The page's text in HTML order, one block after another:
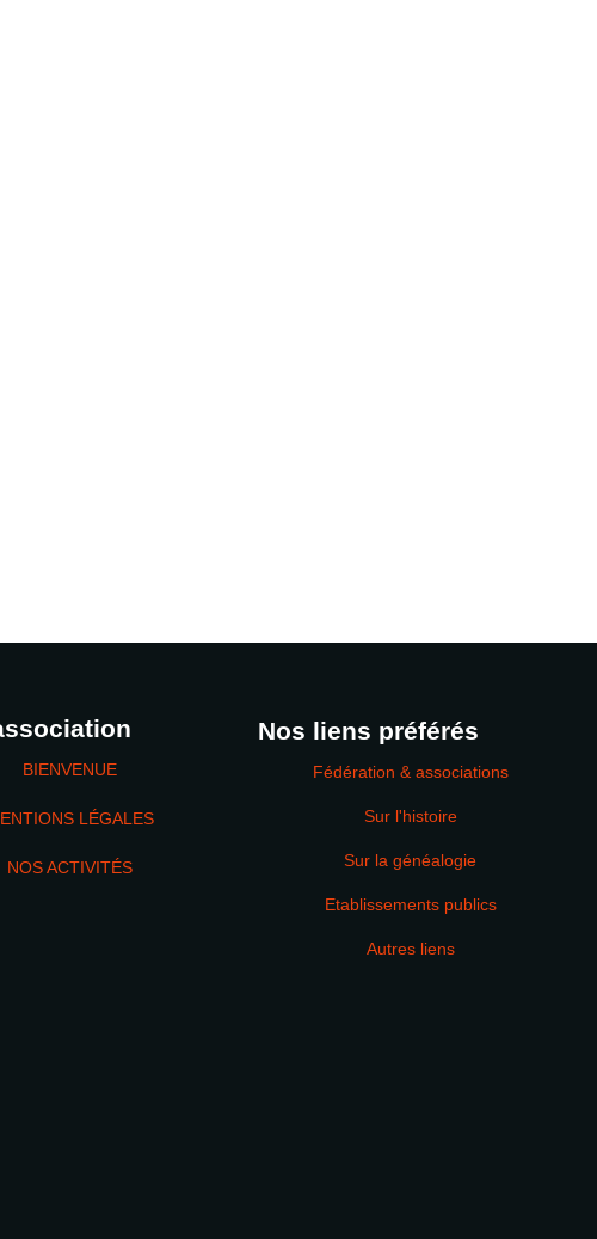
DE PASSE
BIENVENUE
LÉGALES
NOS ACTIVITÉS
Nos liens préférés
Fédération & associations
Sur l'histoire
Sur la généalogie
Etablissements publics
Autres liens